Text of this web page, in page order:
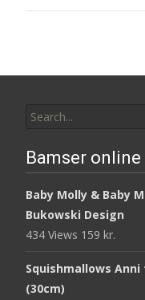
for:
Bamser online
Baby Molly & Baby
Bukowski Design
434 Views 159 kr.
Squishmallows
(30cm)